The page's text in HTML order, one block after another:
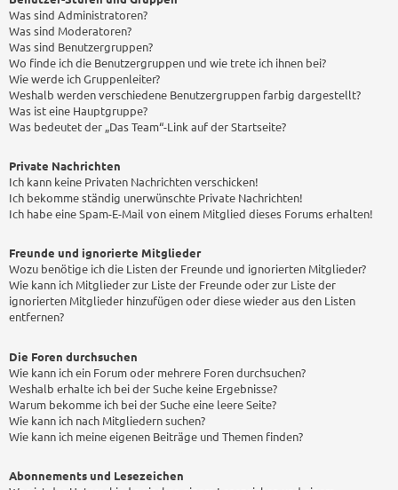
Was sind Administratoren?
Was sind Moderatoren?
Was sind Benutzergruppen?
Wo finde ich die Benutzergruppen und wie trete ich ihnen bei?
Wie werde ich Gruppenleiter?
Weshalb werden verschiedene Benutzergruppen farbig dargestellt?
Was ist eine Hauptgruppe?
Was bedeutet der „Das Team“-Link auf der Startseite?
Private Nachrichten
Ich kann keine Privaten Nachrichten verschicken!
Ich bekomme ständig unerwünschte Private Nachrichten!
Ich habe eine Spam-E-Mail von einem Mitglied dieses Forums erhalten!
Freunde und ignorierte Mitglieder
Wozu benötige ich die Listen der Freunde und ignorierten Mitglieder?
Wie kann ich Mitglieder zur Liste der Freunde oder zur Liste der
ignorierten Mitglieder hinzufügen oder diese wieder aus den Listen
entfernen?
Die Foren durchsuchen
Wie kann ich ein Forum oder mehrere Foren durchsuchen?
Weshalb erhalte ich bei der Suche keine Ergebnisse?
Warum bekomme ich bei der Suche eine leere Seite?
Wie kann ich nach Mitgliedern suchen?
Wie kann ich meine eigenen Beiträge und Themen finden?
Abonnements und Lesezeichen